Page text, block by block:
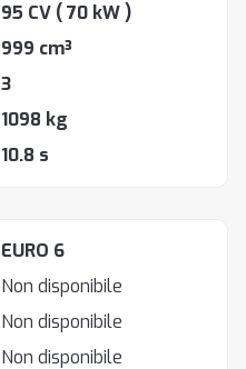
95 CV ( 70 kW )
999 cm³
3
1098 kg
10.8 s
EURO 6
Non disponibile
Non disponibile
Non disponibile